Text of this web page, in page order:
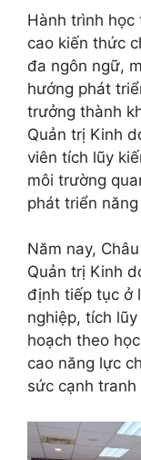
Hành trình học
cao kiến thức
đa ngôn ngữ,
hướng phát
trưởng thành
Quản trị Kinh
viên tích lũy
môi trường
phát triển
Năm nay,
Quản trị Kinh
định tiếp tục ở
nghiệp, tích
hoạch theo
cao năng lực
sức cạnh